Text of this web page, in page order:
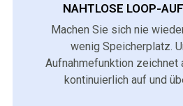
NAHTLOSE LOOP-
Machen Sie sich nie
wenig Speicherplatz.
Aufnahmefunktion zeichnet
kontinuierlich auf und